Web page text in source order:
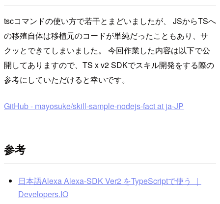
tscコマンドの使い方で若干とまどいましたが、 JSからTSへ
の移殖自体は移植元のコードが単純だったこともあり、サ
クッとできてしまいました。 今回作業した内容は以下で公
開してありますので、TS x v2 SDKでスキル開発をする際の
参考にしていただけると幸いです。
GitHub - mayosuke/skill-sample-nodejs-fact at ja-JP
参考
日本語Alexa Alexa-SDK Ver2 をTypeScriptで使う ｜
Developers.IO